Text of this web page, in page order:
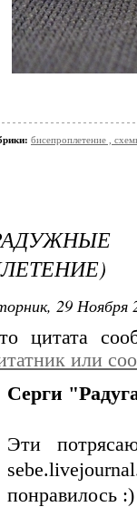
бисепроплетение ,
29 Ноября
цитата
или
Серги
Эти
понравилось :)